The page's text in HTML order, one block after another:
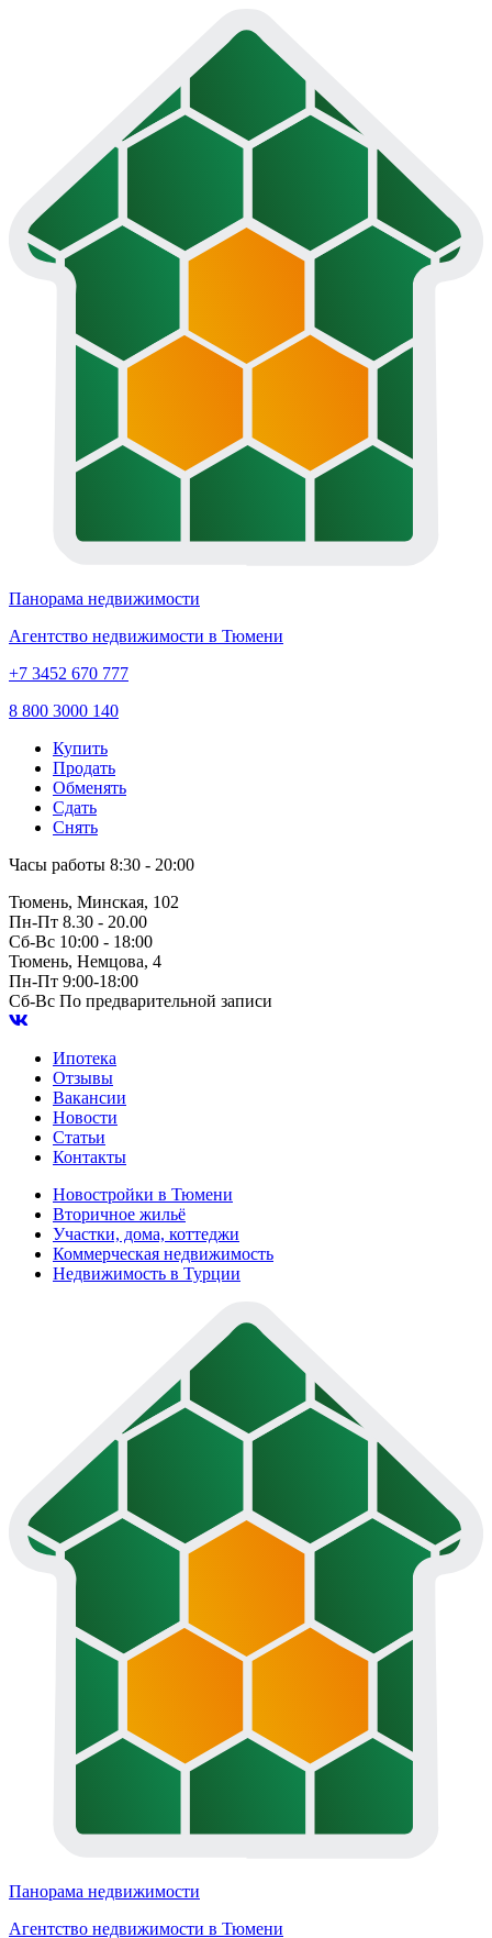
Панорама недвижимости
Агентство недвижимости в Тюмени
+7 3452 670 777
8 800 3000 140
Купить
Продать
Обменять
Сдать
Снять
Часы работы 8:30 - 20:00
Тюмень, Минская, 102
Пн-Пт 8.30 - 20.00
Сб-Вс 10:00 - 18:00
Тюмень, Немцова, 4
Пн-Пт 9:00-18:00
Сб-Вс По предварительной записи
Ипотека
Отзывы
Вакансии
Новости
Статьи
Контакты
Новостройки в Тюмени
Вторичное жильё
Участки, дома, коттеджи
Коммерческая недвижимость
Недвижимость в Турции
Панорама недвижимости
Агентство недвижимости в Тюмени